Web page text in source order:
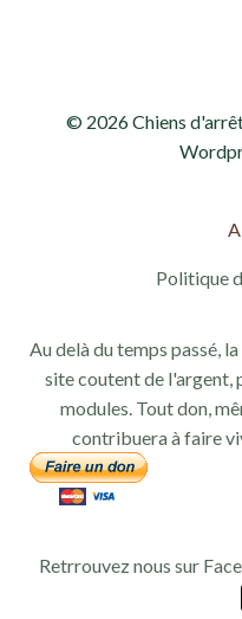
© 2026 Chiens
Politique
Au delà du temps passé,
site coutent de l'argent,
modules. Tout don,
contribuera à faire
Retrrouvez nous sur